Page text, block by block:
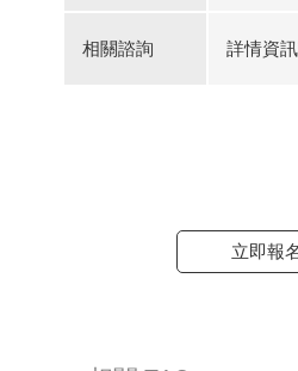
相關諮詢 詳情資
立即報